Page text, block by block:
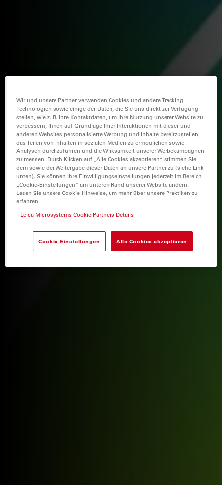
Wir und unsere Partner verwenden Cookies und andere Tracking-
Technologien sowie einige der Daten, die Sie uns direkt zur Verfügung
stellen, wie z. B. Ihre Kontaktdaten, um Ihre Nutzung unserer Website zu
verbessern, Ihnen auf Grundlage Ihrer Interaktionen mit dieser und
anderen Websites personalisierte Werbung und Inhalte bereitzustellen,
das Teilen von Inhalten in sozialen Medien zu ermöglichen sowie
Analysen durchzuführen und die Wirksamkeit unserer Werbekampagnen
zu messen. Durch Klicken auf „Alle Cookies akzeptieren“ stimmen Sie
dem sowie der Weitergabe dieser Daten an unsere Partner zu (siehe Link
unten). Sie können Ihre Einwilligungseinstellungen jederzeit im Bereich
„Cookie-Einstellungen“ am unteren Rand unserer Website ändern.
Lesen Sie unsere Cookie-Hinweise, um mehr über unsere Praktiken zu
erfahren
Leica Microsystems Cookie Partners Details
Cookie-Einstellungen Alle Cookies akzeptieren